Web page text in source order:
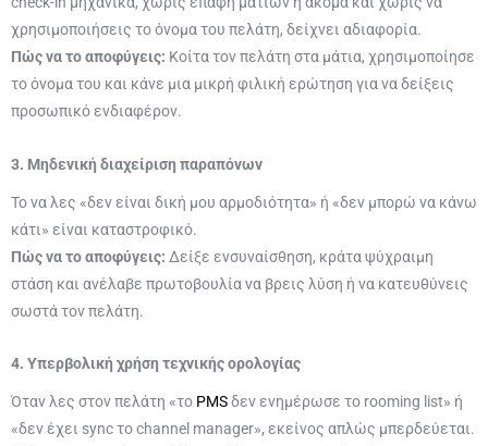
χρησιμοποιήσεις το όνομα του πελάτη, δείχνει αδιαφορία.
Πώς να το αποφύγεις: Κοίτα τον πελάτη στα μάτια, χρησιμοποίησε
το όνομα του και κάνε μια μικρή φιλική ερώτηση για να δείξεις
προσωπικό ενδιαφέρον.
3. Μηδενική διαχείριση παραπόνων
Το να λες «δεν είναι δική μου αρμοδιότητα» ή «δεν μπορώ να κάνω
κάτι» είναι καταστροφικό.
Πώς να το αποφύγεις: Δείξε ενσυναίσθηση, κράτα ψύχραιμη
στάση και ανέλαβε πρωτοβουλία να βρεις λύση ή να κατευθύνεις
σωστά τον πελάτη.
4. Υπερβολική χρήση τεχνικής ορολογίας
Όταν λες στον πελάτη «το PMSδεν ενημέρωσε το rooming list» ή
«δεν έχει sync το channel manager», εκείνος απλώς μπερδεύεται.